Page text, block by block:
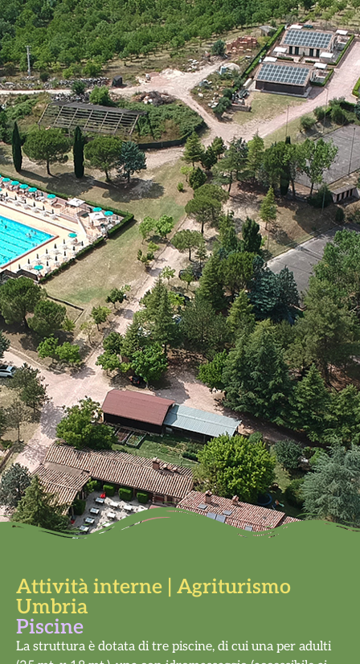
Attività interne | Agriturismo
Umbria
Piscine
La struttura è dotata di tre piscine, di cui una per adulti